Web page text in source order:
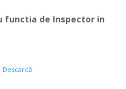
functia de Inspector in
Descarcă